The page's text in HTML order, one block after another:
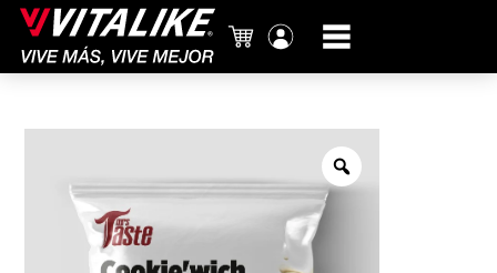
Carrito
cuenta